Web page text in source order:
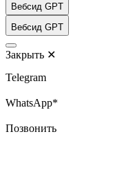
Вебсид GPT
Вебсид GPT
Закрыть ✕
Telegram
WhatsApp*
Позвонить